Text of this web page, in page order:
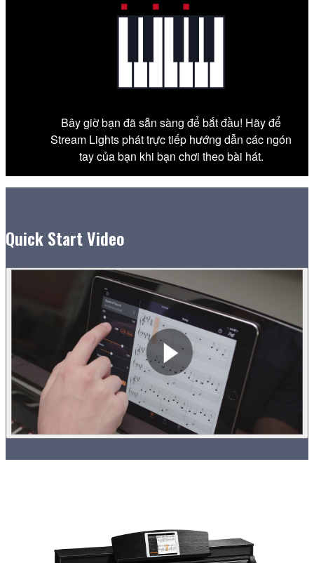
Bây giờ bạn đã sẵn sàng để bắt đầu! Hãy để
Stream Lights phát trực tiếp hướng dẫn các ngón
tay của bạn khi bạn chơi theo bài hát.
Quick Start Video